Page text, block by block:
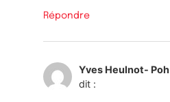
Répondre
Yves Heulnot- Poh
dit :